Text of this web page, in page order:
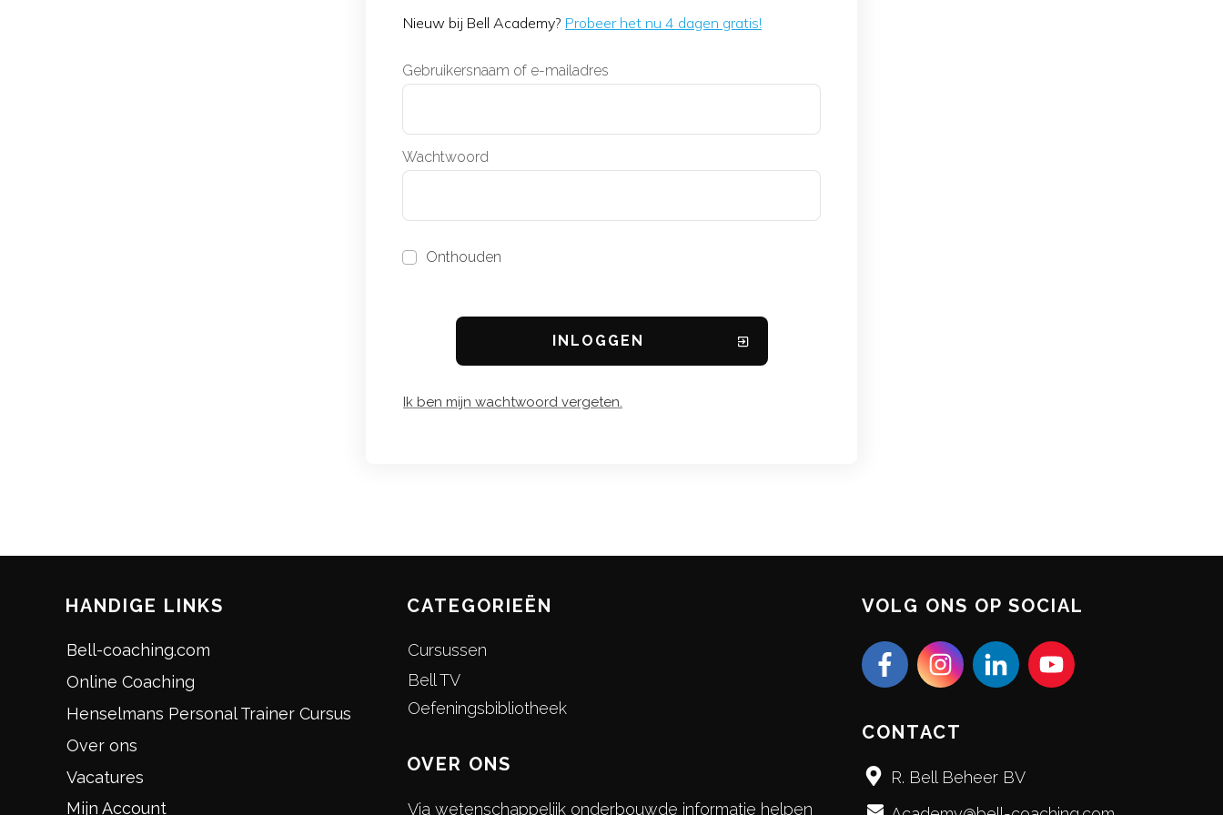
Nieuw bij Bell Academy? Probeer het nu 4 dagen gratis!
Gebruikersnaam of e-mailadres
Wachtwoord
Onthouden
INL OGGEN
Ik ben mijn wachtwoord vergeten.
HANDIGE LINKS
Bell-coaching.com
Online Coaching
Henselmans Personal Trainer Cursus
Over ons
Vacatures
Mijn Account
CATEGORIEËN
Cursussen
Bell TV
Oefeningsbibliotheek
OVER ONS
Via wetenschappelijk onderbouwde informatie helpen
VOLG ONS OP SOCIAL
CONTACT
R. Bell Beheer BV